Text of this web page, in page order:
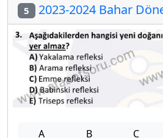
5 2023-2024 Bahar
A B C